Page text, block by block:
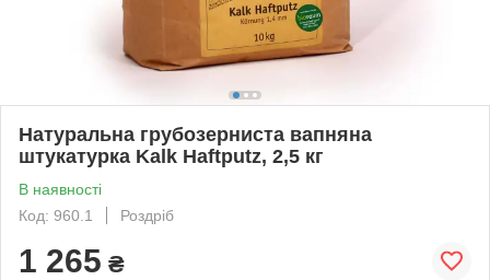
Натуральна грубозерниста вапняна
штукатурка Kalk Haftputz, 2,5 кг
В наявності
Код: 960.1
Роздріб
1 265 ₴